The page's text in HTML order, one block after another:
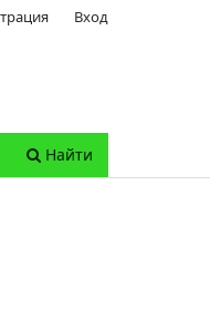
Найти
Вход